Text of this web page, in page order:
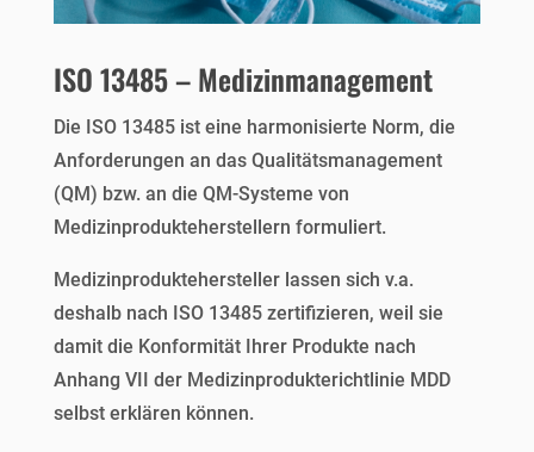
ISO 13485 – Medizinmanagement
Die ISO 13485 ist eine harmonisierte Norm, die
Anforderungen an das Qualitätsmanagement
(QM) bzw. an die QM-Systeme von
Medizinprodukteherstellern formuliert.
Medizinproduktehersteller lassen sich v.a.
deshalb nach ISO 13485 zertifizieren, weil sie
damit die Konformität Ihrer Produkte nach
Anhang VII der Medizinprodukterichtlinie MDD
selbst erklären können.